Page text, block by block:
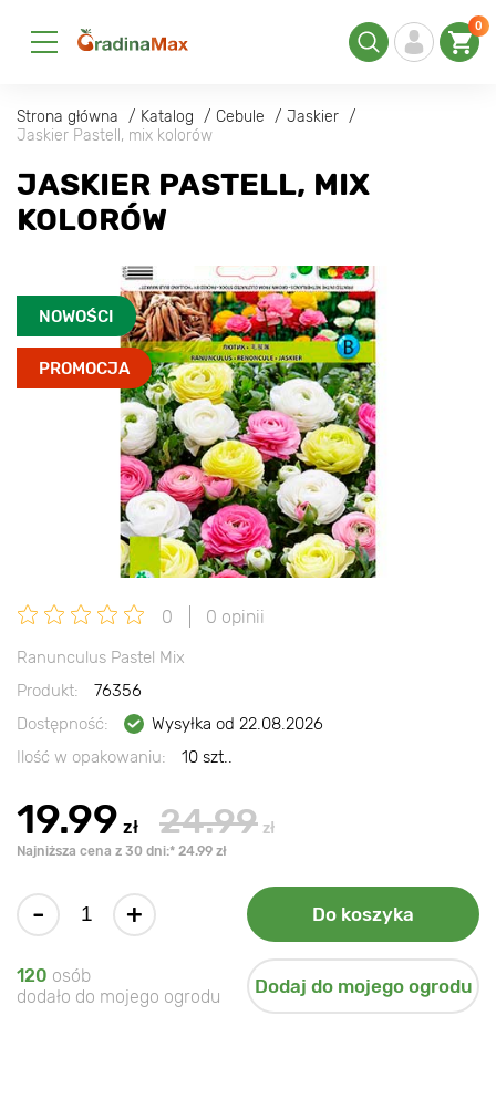
0
Strona główna Katalog Cebule
Jaskier
Jaskier Pastell, mix kolorów
JASKIER PASTELL, MIX
KOLORÓW
NOWOŚCI
PROMOCJA
0 0 opinii
Ranunculus Pastel Mix
Produkt:
76356
Dostępność:
Wysyłka od 22.08.2026
Ilość w opakowaniu:
10 szt..
19.99 zł 24.99 zł
Najniższa cena z 30 dni:* 24.99 zł
- + Do koszyka
120 osób
dodało do mojego ogrodu
Dodaj do mojego ogrodu